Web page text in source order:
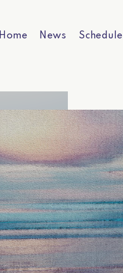
Home News Schedule